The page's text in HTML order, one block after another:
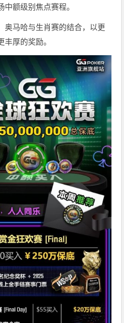
额级别焦点赛程。
奥马哈与生肖赛的结合，以更
丰厚的奖励。